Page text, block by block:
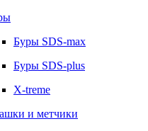
Буры SDS-max
Буры SDS-plus
X-treme
и метчики